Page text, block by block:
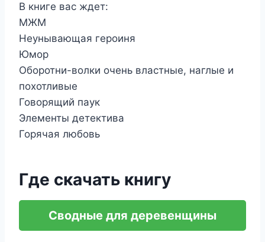
В книге вас ждет:
МЖМ
Неунывающая героиня
Юмор
Оборотни-волки очень властные, наглые и
похотливые
Говорящий паук
Элементы детектива
Горячая любовь
Где скачать книгу
Сводные для деревенщины